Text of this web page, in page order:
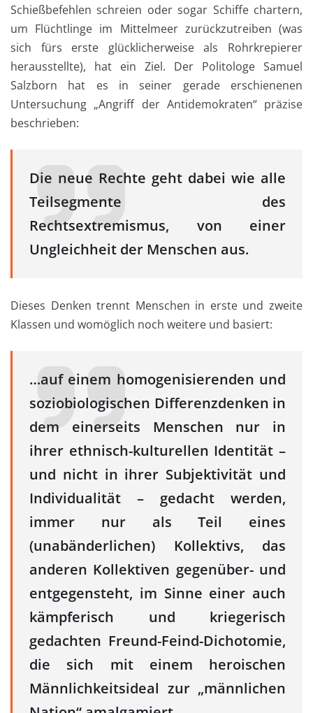
Schießbefehlen schreien oder sogar Schiffe chartern,
um Flüchtlinge im Mittelmeer zurückzutreiben (was
sich fürs erste glücklicherweise als Rohrkrepierer
herausstellte), hat ein Ziel. Der Politologe Samuel
Salzborn hat es in seiner gerade erschienenen
Untersuchung „Angriff der Antidemokraten“ präzise
beschrieben:
Die neue Rechte geht dabei wie alle
Teilsegmente des
Rechtsextremismus, von einer
Ungleichheit der Menschen aus.
Dieses Denken trennt Menschen in erste und zweite
Klassen und womöglich noch weitere und basiert:
…auf einem homogenisierenden und
soziobiologischen Differenzdenken in
dem einerseits Menschen nur in
ihrer ethnisch-kulturellen Identität –
und nicht in ihrer Subjektivität und
Individualität – gedacht werden,
immer nur als Teil eines
(unabänderlichen) Kollektivs, das
anderen Kollektiven gegenüber- und
entgegensteht, im Sinne einer auch
kämpferisch und kriegerisch
gedachten Freund-Feind-Dichotomie,
die sich mit einem heroischen
Männlichkeitsideal zur „männlichen